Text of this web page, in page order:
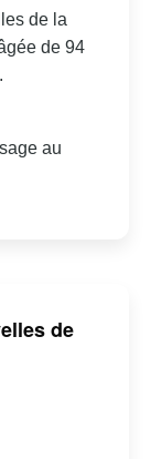
de la
de 94
au
de